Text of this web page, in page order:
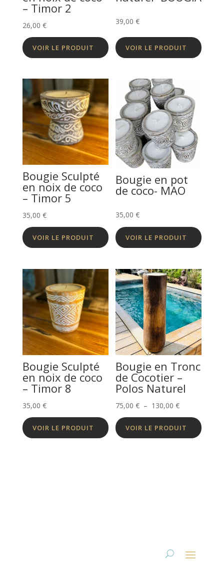
– Timor 2
26,00 €
VOIR LE PRODUIT
39,00€
VOIR LE PRODUIT
Bougie Sculpté
en noix de coco
– Timor 5
35,00 €
VOIR LE PRODUIT
Bougie en pot
de coco- MAO
35,00€
VOIR LE PRODUIT
Bougie Sculpté
en noix de coco
– Timor 8
35,00 €
VOIR LE PRODUIT
Bougie en Tronc
de Cocotier –
Polos Naturel
75,00€ – 130,00€Plage
de
prix :
VOIR LE PRODUIT